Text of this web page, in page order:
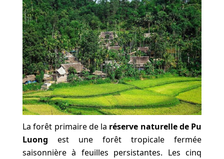
La forêt primaire de la réserve naturelle de Pu
Luong est une forêt tropicale fermée
saisonnière à feuilles persistantes. Les cinq